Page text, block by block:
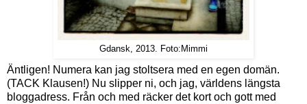
Gdansk, 2013. Foto:Mimmi
Äntligen! Numera kan jag stoltsera med en egen domän.
(TACK Klausen!) Nu slipper ni, och jag, världens längsta
bloggadress. Från och med räcker det kort och gott med